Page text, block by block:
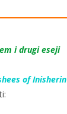
i drugi eseji
of Inisherin